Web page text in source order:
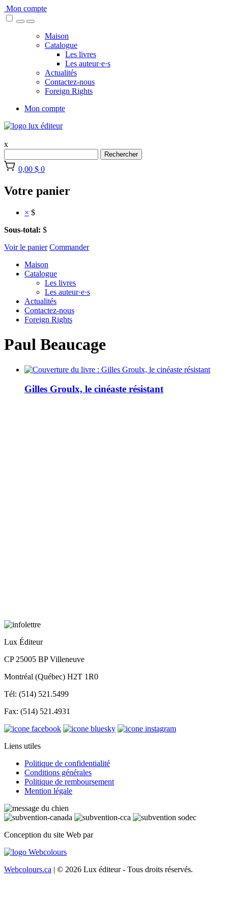
Skip
to
Mon compte
Maison
Catalogue
Les livres
Les auteur·e·s
Actualités
Contactez-nous
Foreign Rights
Mon compte
x
Rechercher
0,00 $ 0
Votre panier
× $
Sous-total: $
Voir le panier Commander
Maison
Catalogue
Les livres
Les auteur·e·s
Actualités
Contactez-nous
Foreign Rights
Paul Beaucage
Gilles Groulx, le cinéaste résistant
Lux Éditeur
CP 25005 BP Villeneuve
Montréal (Québec) H2T 1R0
Tél: (514) 521.5499
Fax: (514) 521.4931
Liens utiles
Politique de confidentialité
Conditions générales
Politique de remboursement
Mention légale
Conception du site Web par
Webcolours.ca | © 2026 Lux éditeur - Tous droits réservés.